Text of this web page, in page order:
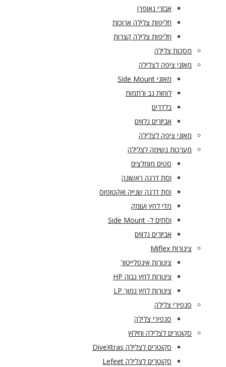
אבזרי נאופרן
חליפות צלילה ארוכות
חליפות צלילה קצרות
מסכות צלילה
מאזני ציפה לצלילה
מאזני Side Mount
לוחות גב ורתמות
בלדרים
אביזרים נלווים
מאזני ציפה לצלילה
מערכות נשימה לצלילה
סטים מומלצים
וסת דרגה ראשונה
וסת דרגה שנייה ואקטופוס
מדי לחץ ועומק
וסתים ל- Side Mount
אביזרים נלווים
צינורות Miflex
צינורות אינפלייטור
צינורות לחץ גבוה HP
צינורות לחץ נמוך LP
סנפירי צלילה
סנפירי צלילה
סקוטרים לצלילה וחילוץ
סקוטרים לצלילה DiveXtras
סקוטרים לצלילה Lefeet